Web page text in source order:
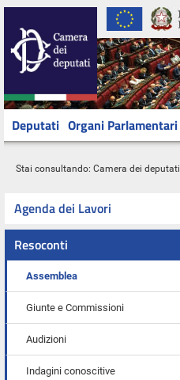
Deputati Organi Parlamentari
Stai consultando: Camera dei deputati
Agenda dei Lavori
Resoconti
Assemblea
Giunte e Commissioni
Audizioni
Indagini conoscitive